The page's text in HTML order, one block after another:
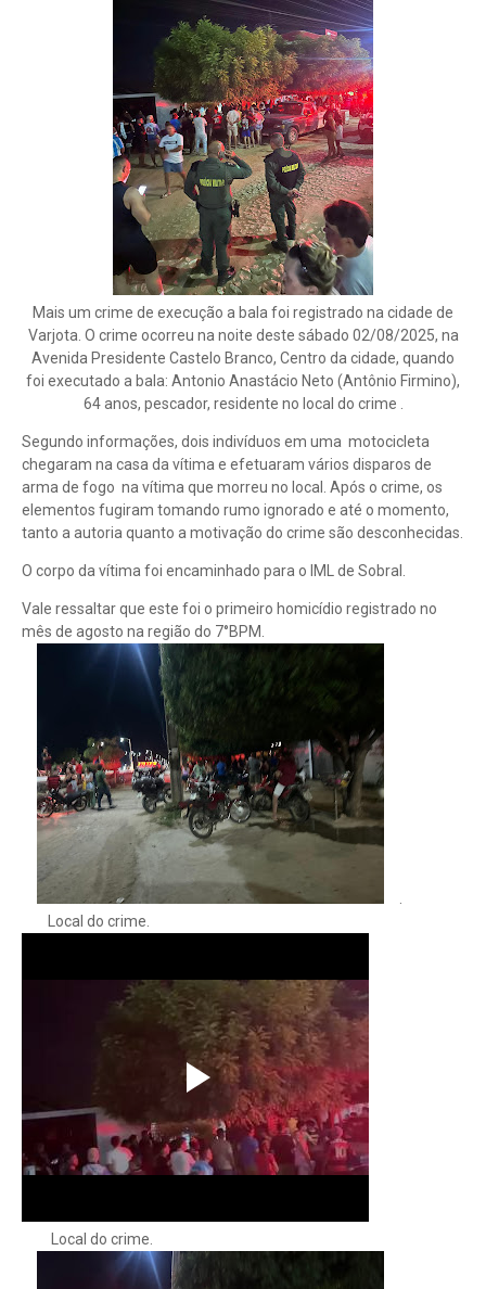
Mais um crime de execução a bala foi registrado na cidade de
Varjota. O crime ocorreu na noite deste sábado 02/08/2025, na
Avenida Presidente Castelo Branco, Centro da cidade, quando
foi executado a bala: Antonio Anastácio Neto (Antônio Firmino),
64 anos, pescador, residente no local do crime .
Segundo informações, dois indivíduos em uma motocicleta
chegaram na casa da vítima e efetuaram vários disparos de
arma de fogo na vítima que morreu no local. Após o crime, os
elementos fugiram tomando rumo ignorado e até o momento,
tanto a autoria quanto a motivação do crime são desconhecidas.
O corpo da vítima foi encaminhado para o IML de Sobral.
Vale ressaltar que este foi o primeiro homicídio registrado no
mês de agosto na região do 7°BPM.
.
Local do crime.
Local do crime.